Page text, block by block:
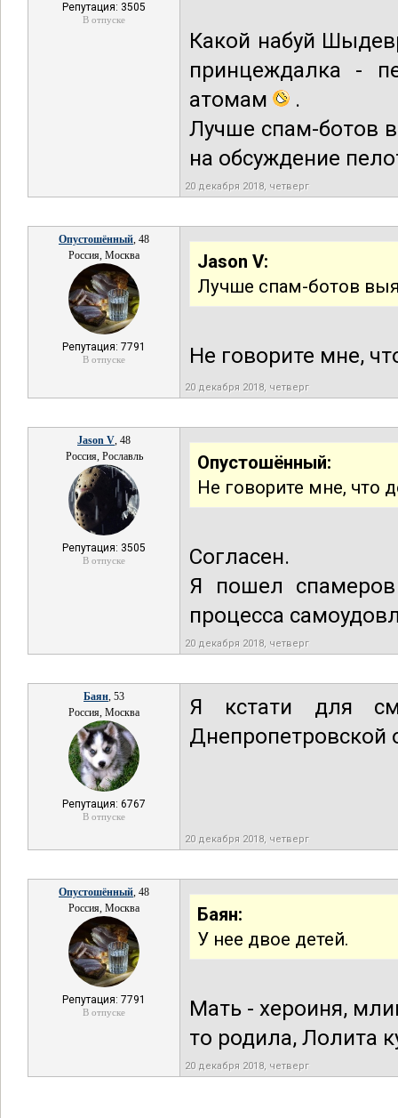
Репутация: 3505
В отпуске
Какой набуй
принцеждалка -
атомам
.
Лучше спам-ботов
на обсуждение
20 декабря 2018, четверг
Опустошённый, 48
Россия, Москва
Репутация: 7791
В отпуске
Jason V:
Лучше спам-ботов
Не говорите мне,
20 декабря 2018, четверг
Jason V, 48
Россия, Рославль
Репутация: 3505
В отпуске
Опустошённый:
Не говорите мне, что
Согласен.
Я пошел
процесса
20 декабря 2018, четверг
Баян, 53
Россия, Москва
Репутация: 6767
В отпуске
Я кстати для
Днепропетровской
20 декабря 2018, четверг
Опустошённый, 48
Россия, Москва
Репутация: 7791
В отпуске
Баян:
У нее двое детей.
Мать - хероиня,
то родила, Лолита
20 декабря 2018, четверг